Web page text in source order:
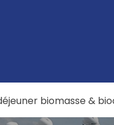
biomasse &